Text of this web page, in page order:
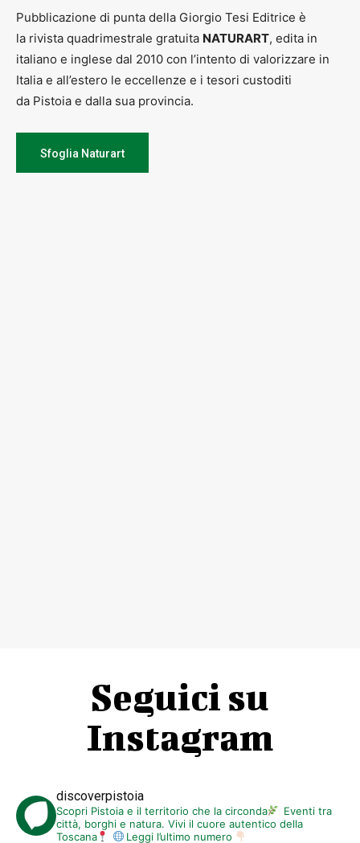
Pubblicazione di punta della Giorgio Tesi Editrice è
la rivista quadrimestrale gratuita NATURART, edita in
italiano e inglese dal 2010 con l’intento di valorizzare in
Italia e all’estero le eccellenze e i tesori custoditi
da Pistoia e dalla sua provincia.
Sfoglia Naturart
Seguici su
Instagram
discoverpistoia
Scopri Pistoia e il territorio che la circonda
Eventi tra
città, borghi e natura. Vivi il cuore autentico della
Toscana
Leggi l’ultimo numero